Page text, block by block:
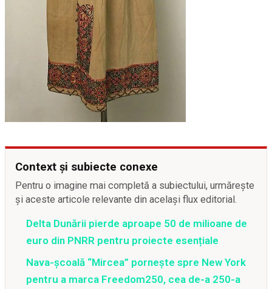
Context și subiecte conexe
Pentru o imagine mai completă a subiectului, urmărește
și aceste articole relevante din același flux editorial.
Delta Dunării pierde aproape 50 de milioane de
euro din PNRR pentru proiecte esențiale
Nava-școală “Mircea” pornește spre New York
pentru a marca Freedom250, cea de-a 250-a